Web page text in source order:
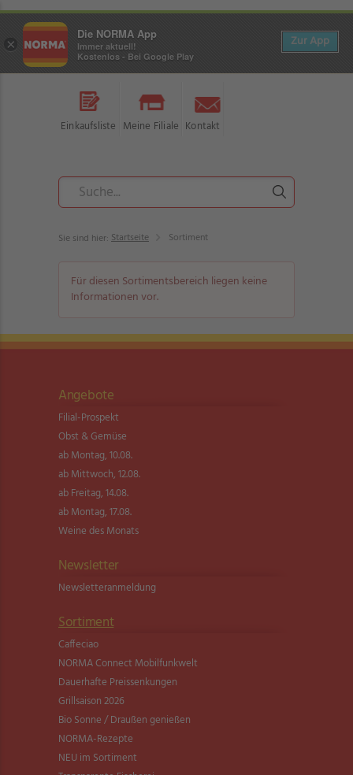
Einkaufsliste Meine Filiale Kontakt
Sie sind hier: Startseite Sortiment
Für diesen Sortimentsbereich liegen keine
Informationen vor.
Angebote
Filial-Prospekt
Obst & Gemüse
ab Montag, 10.08.
ab Mittwoch, 12.08.
ab Freitag, 14.08.
ab Montag, 17.08.
Weine des Monats
Newsletter
Newsletter­anmeldung
Sortiment
Caffeciao
NORMA Connect Mobilfunkwelt
Dauerhafte Preissenkungen
Grillsaison 2026
Bio Sonne / Draußen genießen
NORMA-Rezepte
NEU im Sortiment
×
Die NORMA App
Immer aktuell!
Kostenlos - Bei Google Play
Zur App